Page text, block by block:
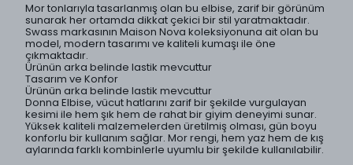
Mor tonlarıyla tasarlanmış olan bu elbise, zarif bir görünüm
sunarak her ortamda dikkat çekici bir stil yaratmaktadır.
Swass markasının Maison Nova koleksiyonuna ait olan bu
model, modern tasarımı ve kaliteli kumaşı ile öne
çıkmaktadır.
Ürünün arka belinde lastik mevcuttur
Tasarım ve Konfor
Ürünün arka belinde lastik mevcuttur
Donna Elbise, vücut hatlarını zarif bir şekilde vurgulayan
kesimi ile hem şık hem de rahat bir giyim deneyimi sunar.
Yüksek kaliteli malzemelerden üretilmiş olması, gün boyu
konforlu bir kullanım sağlar. Mor rengi, hem yaz hem de kış
aylarında farklı kombinlerle uyumlu bir şekilde kullanılabilir.